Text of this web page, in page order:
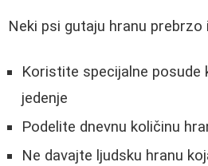
Neki psi gutaju hranu prebrzo
Koristite specijalne posude
jedenje
Podelite dnevnu količinu
Ne davajte ljudsku hranu